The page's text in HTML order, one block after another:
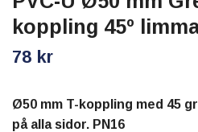
koppling 45º
78 kr
Ø50 mm T-koppling med 45
på alla sidor. PN16